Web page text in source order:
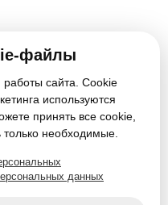
файлы
сайта. Cookie
используются
принять все cookie,
только необходимые.
данных